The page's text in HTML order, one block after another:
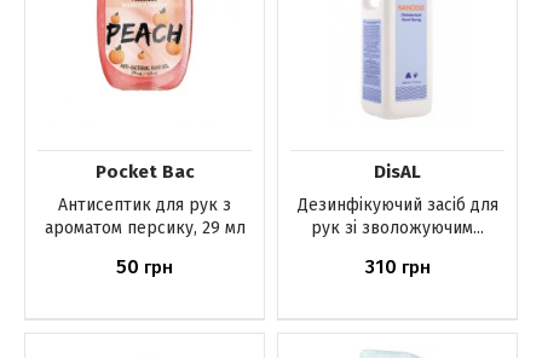
Pocket Bac
Антисептик для рук з
ароматом персику, 29 мл
50 грн
DisAL
Дезинфікуючий засіб для
рук зі зволожуючим...
310 грн
Немає в наявності